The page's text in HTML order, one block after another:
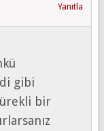
Yanıtla
gibi
bir